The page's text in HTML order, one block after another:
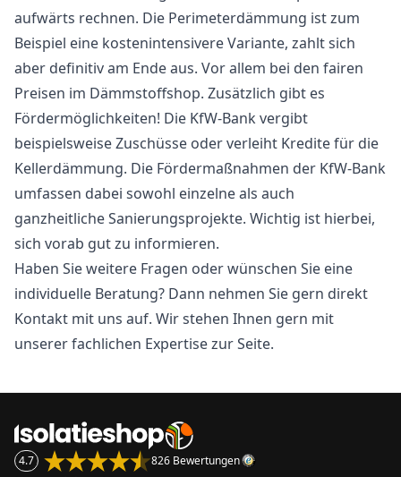
aufwärts rechnen. Die Perimeterdämmung ist zum
Beispiel eine kostenintensivere Variante, zahlt sich
aber definitiv am Ende aus. Vor allem bei den fairen
Preisen im Dämmstoffshop. Zusätzlich gibt es
Fördermöglichkeiten! Die KfW-Bank vergibt
beispielsweise Zuschüsse oder verleiht Kredite für die
Kellerdämmung. Die Fördermaßnahmen der KfW-Bank
umfassen dabei sowohl einzelne als auch
ganzheitliche Sanierungsprojekte. Wichtig ist hierbei,
sich vorab gut zu informieren.
Haben Sie weitere Fragen oder wünschen Sie eine
individuelle Beratung? Dann nehmen Sie gern direkt
Kontakt mit uns auf. Wir stehen Ihnen gern mit
unserer fachlichen Expertise zur Seite.
4.7 826 Bewertungen